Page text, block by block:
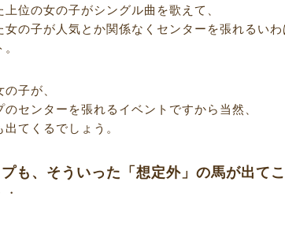
位の女の子がシングル曲を歌えて、
女の子が人気とか関係なくセンターを張れるいわ
子が、
のセンターを張れるイベントですから当然、
てくるでしょう。
も、そういった「想定外」の馬が出て